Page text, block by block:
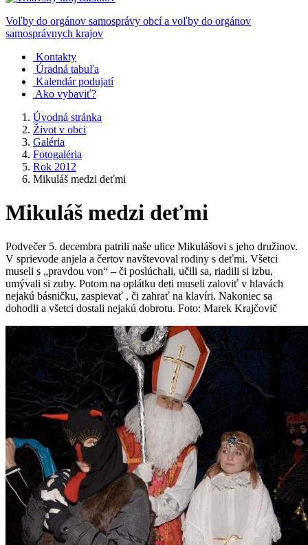
Voľby do orgánov samosprávy obcí a voľby do orgánov
samosprávnych krajov
Kontakty
Úradná tabuľa
Kalendár podujatí
Ako vybaviť?
Úvodná stránka
Život v obci
Galéria
Fotogaléria
Rok 2012
Mikuláš medzi deťmi
Mikuláš medzi deťmi
Podvečer 5. decembra patrili naše ulice Mikulášovi s jeho družinov.
V sprievode anjela a čertov navštevoval rodiny s deťmi. Všetci
museli s „pravdou von“ – či poslúchali, učili sa, riadili si izbu,
umývali si zuby. Potom na oplátku deti museli zaloviť v hlavách
nejakú básničku, zaspievať , či zahrať na klavíri. Nakoniec sa
dohodli a všetci dostali nejakú dobrotu. Foto: Marek Krajčovič